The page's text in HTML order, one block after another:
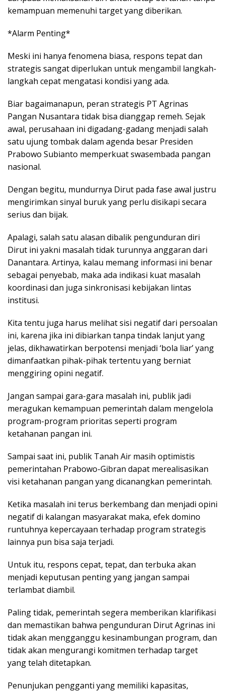
kemampuan memenuhi target yang diberikan.
*Alarm Penting*
Meski ini hanya fenomena biasa, respons tepat dan
strategis sangat diperlukan untuk mengambil langkah-
langkah cepat mengatasi kondisi yang ada.
Biar bagaimanapun, peran strategis PT Agrinas
Pangan Nusantara tidak bisa dianggap remeh. Sejak
awal, perusahaan ini digadang-gadang menjadi salah
satu ujung tombak dalam agenda besar Presiden
Prabowo Subianto memperkuat swasembada pangan
nasional.
Dengan begitu, mundurnya Dirut pada fase awal justru
mengirimkan sinyal buruk yang perlu disikapi secara
serius dan bijak.
Apalagi, salah satu alasan dibalik pengunduran diri
Dirut ini yakni masalah tidak turunnya anggaran dari
Danantara. Artinya, kalau memang informasi ini benar
sebagai penyebab, maka ada indikasi kuat masalah
koordinasi dan juga sinkronisasi kebijakan lintas
institusi.
Kita tentu juga harus melihat sisi negatif dari persoalan
ini, karena jika ini dibiarkan tanpa tindak lanjut yang
jelas, dikhawatirkan berpotensi menjadi ‘bola liar’ yang
dimanfaatkan pihak-pihak tertentu yang berniat
menggiring opini negatif.
Jangan sampai gara-gara masalah ini, publik jadi
meragukan kemampuan pemerintah dalam mengelola
program-program prioritas seperti program
ketahanan pangan ini.
Sampai saat ini, publik Tanah Air masih optimistis
pemerintahan Prabowo-Gibran dapat merealisasikan
visi ketahanan pangan yang dicanangkan pemerintah.
Ketika masalah ini terus berkembang dan menjadi opini
negatif di kalangan masyarakat maka, efek domino
runtuhnya kepercayaan terhadap program strategis
lainnya pun bisa saja terjadi.
Untuk itu, respons cepat, tepat, dan terbuka akan
menjadi keputusan penting yang jangan sampai
terlambat diambil.
Paling tidak, pemerintah segera memberikan klarifikasi
dan memastikan bahwa pengunduran Dirut Agrinas ini
tidak akan mengganggu kesinambungan program, dan
tidak akan mengurangi komitmen terhadap target
yang telah ditetapkan.
Penunjukan pengganti yang memiliki kapasitas,